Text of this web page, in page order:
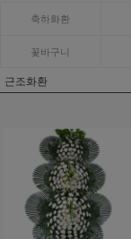
축하화환
꽃바구니
근조화환